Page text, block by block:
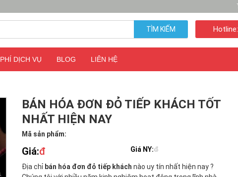
TÌM KIẾM Hotline:
PHÍ DỊCH VỤ BLOG LIÊN HỆ
BÁN HÓA ĐƠN ĐỎ TIẾP KHÁCH TỐT
NHẤT HIỆN NAY
Mã sản phẩm:
Giá:đ Giá NY:đ
Địa chỉ bán hóa đơn đỏ tiếp khách nào uy tín nhất hiện nay ?